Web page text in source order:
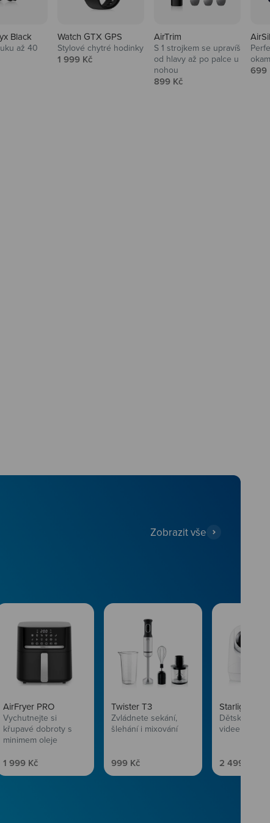
Black
až 40
Watch GTX GPS
Stylové chytré hodinky
Prodejní cena
1 999 Kč
AirTrim
S 1 strojkem se upravíš
od hlavy až po palce u
nohou
Prodejní cena
899 Kč
699
Zobrazit vše
AirFryer PRO
Vychutnejte si
křupavé dobroty s
minimem oleje
Prodejní cena
1 999 Kč
Twister T3
Zvládnete sekání,
šlehání i mixování
Prodejní cena
999 Kč
Starlight SL5
Dětská
videem
Prodejní
2 499 Kč